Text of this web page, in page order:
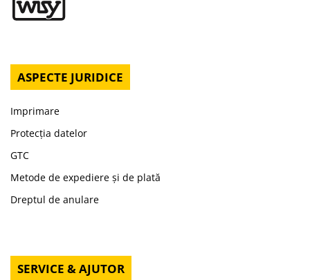
ASPECTE JURIDICE
Imprimare
Protecția datelor
GTC
Metode de expediere și de plată
Dreptul de anulare
SERVICE & AJUTOR